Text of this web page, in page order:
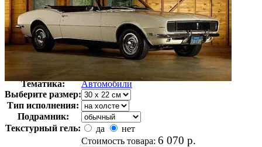
Неизвестно
Арт-стиль
Тематика:
Автомобили
Выберите размер:
Тип исполнения:
Подрамник:
Текстурный гель:
да
нет
Стоимость товара: 6 070 р.